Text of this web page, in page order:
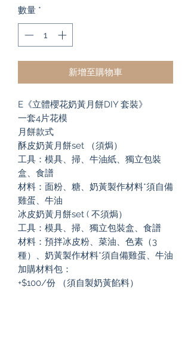
數量 *
新增至購物車
E《立體櫻花奶黃月餅DIY 套裝》
一套4片花模
月餅款式
酥皮奶黃月餅set （須焗）
工具：模具、掃、牛油紙、獨立包裝
盒、食譜
材料：面粉、糖、奶黃製作材料*須自備
雞蛋、牛油
冰皮奶黃月餅set ( 不須焗）
工具：模具、掃、獨立包裝盒、食譜
材料：預拌冰皮粉、菜油、色素（3
種）、奶黃製作材料*須自備雞蛋、牛油
加購材料包：
+$100/份 （須自製奶黃餡料）